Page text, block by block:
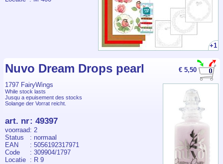
+1
€ 5,50
Nuvo Dream Drops pearl
1797 FairyWings
While stock lasts
Jusqu a epuisement des stocks
Solange der Vorrat reicht.
art. nr: 49397
voorraad: 2
Status
: normaal
EAN
: 5056192317971
Code
: 309904/1797
Locatie : R 9